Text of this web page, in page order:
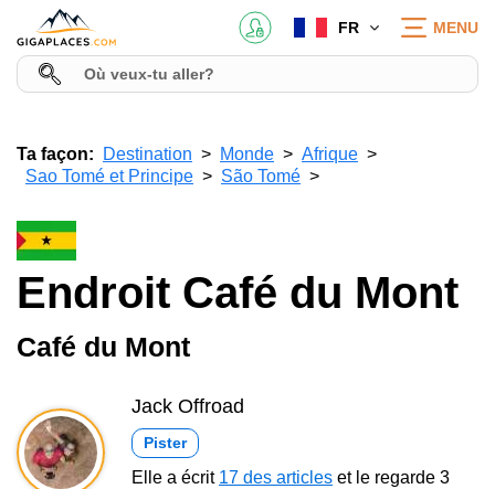
FR MENU
Ta façon: Destination Monde
Afrique
Sao Tomé et Principe
São Tomé
Endroit Café du Mont
Café du Mont
Jack Offroad
Pister
Elle a écrit 17 des articles et le regarde 3